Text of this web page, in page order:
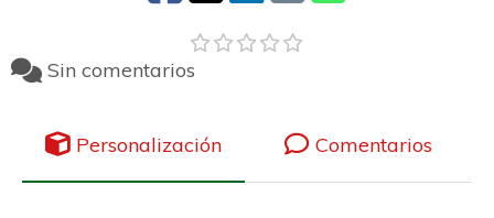
Sin comentarios
Personalización Comentarios